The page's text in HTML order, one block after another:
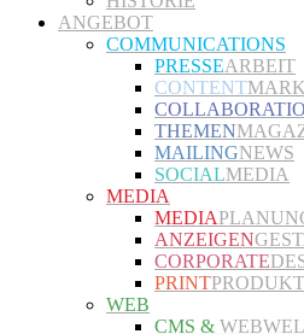
ANGEBOT
COMMUNICATIONS
PRESSEARBEIT
CONTENT
THEMEN
MAILINGNEWS
SOCIALMEDIA
MEDIA
MEDIA
ANZEIGEN
CORPORATE
PRINT
WEB
CMS &